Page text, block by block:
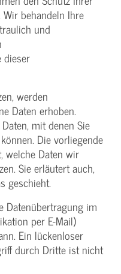
behandeln Ihre
und
dieser
werden
Daten erhoben.
mit denen Sie
Die vorliegende
welche Daten wir
Sie erläutert auch,
geschieht.
Datenübertragung im
per E-Mail)
Ein lückenloser
durch Dritte ist nicht